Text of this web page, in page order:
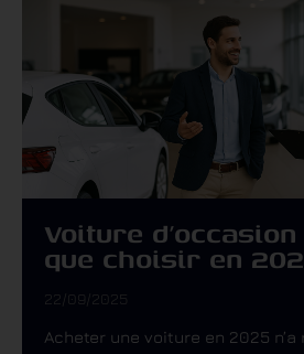
Voiture
que choisir en
22/09/2025
Acheter une voiture en 2025 n’a